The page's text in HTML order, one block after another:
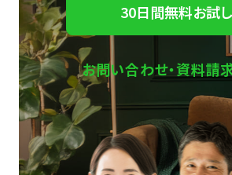
30日間無料お試し
お問い合わせ・資料請